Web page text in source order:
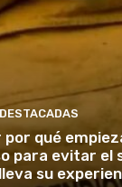
por qué
para evitar el
su